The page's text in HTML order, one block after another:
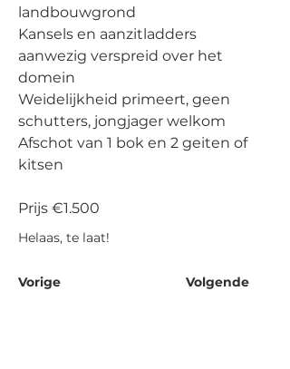
landbouwgrond
Kansels en aanzitladders
aanwezig verspreid over het
domein
Weidelijkheid primeert, geen
schutters, jongjager welkom
Afschot van 1 bok en 2 geiten of
kitsen
Prijs €1.500
Helaas, te laat!
Vorige Volgende